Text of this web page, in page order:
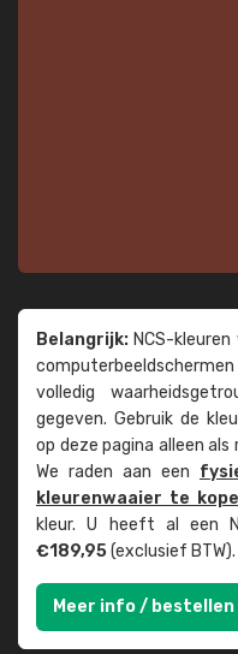
Belangrijk: NCS-
volledig
gegeven. Gebruik de
op deze pagina alleen
We raden aan een
kleuren­waaier te
kleur. U heeft al een
€189,95(exclusief BTW).
Meer info / bestellen